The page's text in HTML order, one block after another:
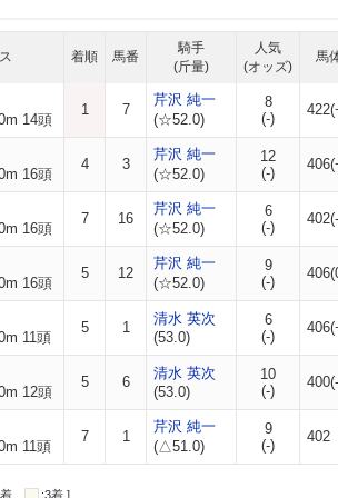
着順 馬番
騎手
(斤量)
人気
(オッズ)
馬
14頭
1 7
芹沢 純一
(☆52.0)
8
(-)
16頭
4 3
芹沢 純一
(☆52.0)
12
(-)
16頭
7 16
芹沢 純一
(☆52.0)
6
(-)
16頭
5 12
芹沢 純一
(☆52.0)
9
(-)
11頭
5 1
清水 英次
(53.0)
6
(-)
12頭
5 6
清水 英次
(53.0)
10
(-)
11頭
7 1
芹沢 純一
(△51.0)
9
(-)
402
着 :3着 ]